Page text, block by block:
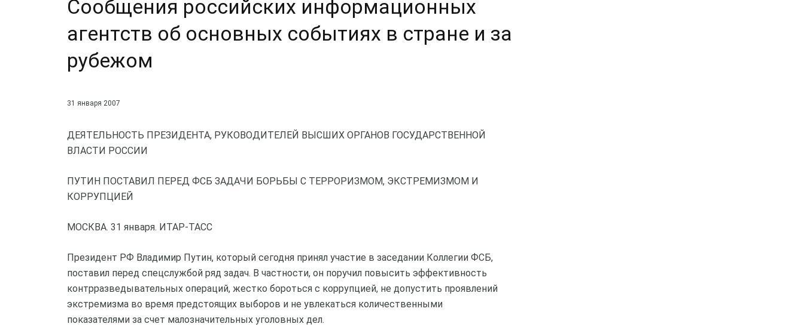
Сообщения российских информационных
агентств об основных событиях в стране и за
рубежом
31 января 2007
ДЕЯТЕЛЬНОСТЬ ПРЕЗИДЕНТА, РУКОВОДИТЕЛЕЙ ВЫСШИХ ОРГАНОВ ГОСУДАРСТВЕННОЙ
ВЛАСТИ РОССИИ
ПУТИН ПОСТАВИЛ ПЕРЕД ФСБ ЗАДАЧИ БОРЬБЫ С ТЕРРОРИЗМОМ, ЭКСТРЕМИЗМОМ И
КОРРУПЦИЕЙ
МОСКВА. 31 января. ИТАР-ТАСС
Президент РФ Владимир Путин, который сегодня принял участие в заседании Коллегии ФСБ,
поставил перед спецслужбой ряд задач. В частности, он поручил повысить эффективность
контрразведывательных операций, жестко бороться с коррупцией, не допустить проявлений
экстремизма во время предстоящих выборов и не увлекаться количественными
показателями за счет малозначительных уголовных дел.